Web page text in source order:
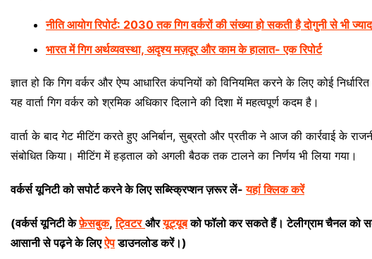
नीति आयोग रिपोर्ट: 2030 तक गिग वर्करों की संख्या हो सकती है दोगुनी से भी
भारत में गिग अर्थव्यवस्था, अदृश्य मज़दूर और काम के हालात- एक रिपोर्ट
ज्ञात हो कि गिग वर्कर और ऐप्प आधारित कंपनियों को विनियमित करने के लिए कोई
यह वार्ता गिग वर्कर को श्रमिक अधिकार दिलाने की दिशा में महत्वपूर्ण कदम है।
वार्ता के बाद गेट मीटिंग करते हुए अनिर्बान, सुब्रतो और प्रतीक ने आज की कार्रवाई के
संबोधित किया। मीटिंग में हड़ताल को अगली बैठक तक टालने का निर्णय भी लिया गया।
वर्कर्स यूनिटी को सपोर्ट करने के लिए सब्स्क्रिप्शन ज़रूर लें-यहां क्लिक करें
(वर्कर्स यूनिटी केफ़ेसबुक,ट्विटर औरयूट्यूब को फॉलो कर सकते हैं। टेलीग्राम चैनल को
आसानी से पढ़ने के लिएऐपडाउनलोड करें।)